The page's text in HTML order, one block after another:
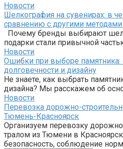
Новости
Шелкография на сувенирах: в
сравнению с другими методами
Почему бренды выбирают
подарки стали привычной
Новости
Ошибки при выборе памятника:
долговечности и дизайну
Не знаете, как выбрать
дизайна? Мы расскажем об
Новости
Перевозка дорожно-
Тюмень-Красноярск
Организуем перевозку
тралом из Тюмени в
безопасность, соблюдение